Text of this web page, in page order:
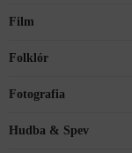
Film
Folklór
Fotografia
Hudba & Spev